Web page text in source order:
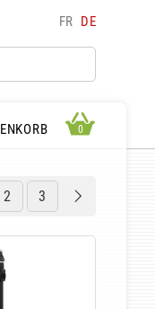
FR DE
bestätigen
0 0
2 3